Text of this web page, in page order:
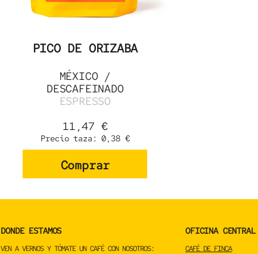
PICO DE ORIZABA
MÉXICO /
DESCAFEINADO
ESPRESSO
11,47 €
Precio taza:0,38 €
Comprar
DONDE ESTAMOS
VEN A VERNOS Y TÓMATE UN CAFÉ CON NOSOTROS:
OFICINA CENTRAL
CAFÉ DE FINCA